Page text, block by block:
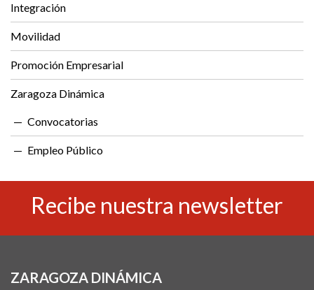
Integración
Movilidad
Promoción Empresarial
Zaragoza Dinámica
Convocatorias
Empleo Público
Recibe nuestra newsletter
ZARAGOZA DINÁMICA